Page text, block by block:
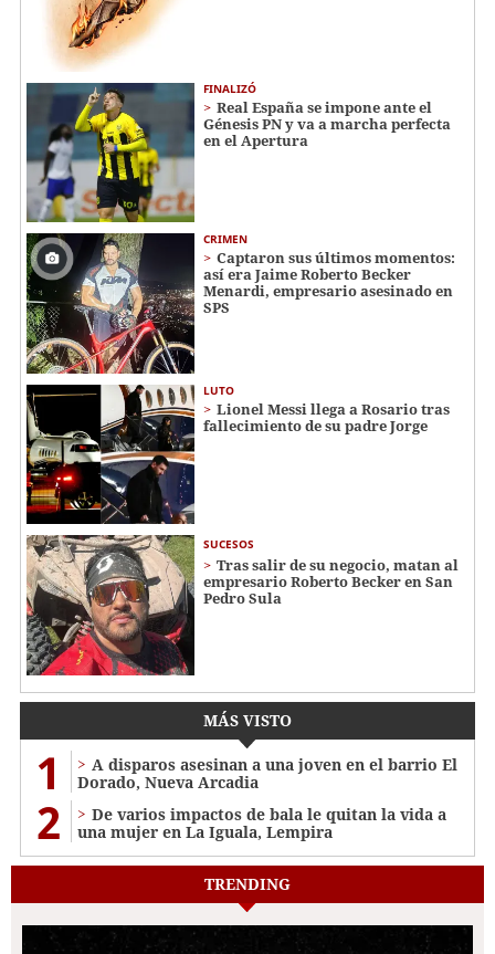
FINALIZÓ
Real España se impone ante el
Génesis PN y va a marcha perfecta
en el Apertura
CRIMEN
Captaron sus últimos momentos:
así era Jaime Roberto Becker
Menardi​​​, empresario asesinado en
SPS
LUTO
Lionel Messi llega a Rosario tras
fallecimiento de su padre Jorge
SUCESOS
Tras salir de su negocio, matan al
empresario Roberto Becker en San
Pedro Sula
MÁS VISTO
1
A disparos asesinan a una joven en el barrio El
Dorado, Nueva Arcadia
2
De varios impactos de bala le quitan la vida a
una mujer en La Iguala, Lempira
TRENDING